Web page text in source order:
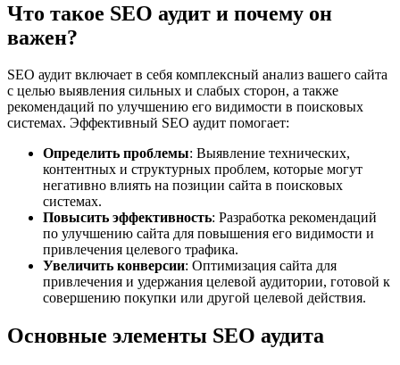
Что такое SEO аудит и почему он
важен?
SEO аудит включает в себя комплексный анализ вашего сайта
с целью выявления сильных и слабых сторон, а также
рекомендаций по улучшению его видимости в поисковых
системах. Эффективный SEO аудит помогает:
Определить проблемы: Выявление технических,
контентных и структурных проблем, которые могут
негативно влиять на позиции сайта в поисковых
системах.
Повысить эффективность: Разработка рекомендаций
по улучшению сайта для повышения его видимости и
привлечения целевого трафика.
Увеличить конверсии: Оптимизация сайта для
привлечения и удержания целевой аудитории, готовой к
совершению покупки или другой целевой действия.
Основные элементы SEO аудита